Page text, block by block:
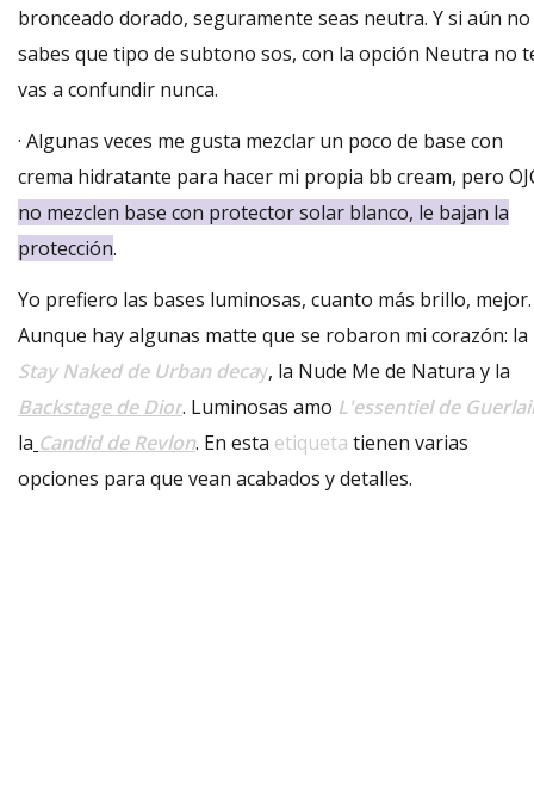
bronceado dorado, seguramente seas neutra. Y si aún no
sabes que tipo de subtono sos, con la opción Neutra no
vas a confundir nunca.
· Algunas veces me gusta mezclar un poco de base con
crema hidratante para hacer mi propia bb cream, pero
no mezclen base con protector solar blanco, le bajan la
protección.
Yo prefiero las bases luminosas, cuanto más brillo, mejor.
Aunque hay algunas matte que se robaron mi corazón: la
Stay Naked de Urban decay, la Nude Me de Natura y la
Backstage de Dior. Luminosas amo L'essentiel de
la Candid de Revlon. En esta etiqueta tienen varias
opciones para que vean acabados y detalles.